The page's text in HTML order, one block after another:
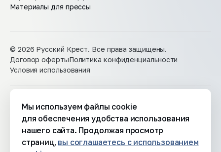
Материалы для прессы
© 2026 Русский Крест. Все права защищены.
Договор офертыПолитика конфиденциальности
Условия использования
Информация, размещенная на сайте, носит
исключительно ознакомительный характер и не является
публичной офертой, определяемой положениями Статьи
437 Гражданского кодекса Российской Федерации.
Разработка сайта Catapulta
Мы используем файлы cookie
для обеспечения удобства использования
нашего сайта. Продолжая просмотр
страниц, вы соглашаетесь с использованием